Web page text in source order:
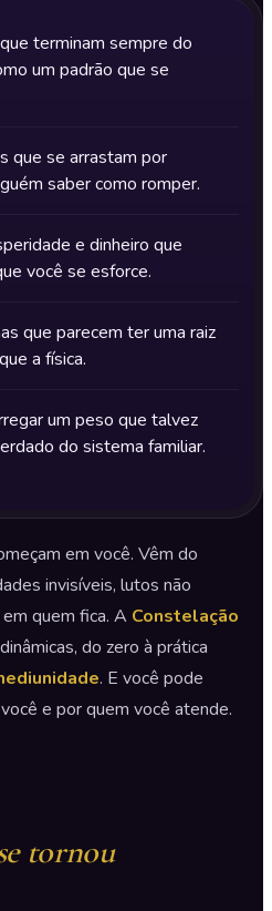
terminam sempre do
um padrão que se
que se arrastam por
saber como romper.
e dinheiro que
você se esforce.
que parecem ter uma raiz
a física.
um peso que talvez
do sistema familiar.
em você. Vêm do
invisíveis, lutos não
quem fica. A Constelação
do zero à prática
. E você pode
e por quem você atende.
tornou